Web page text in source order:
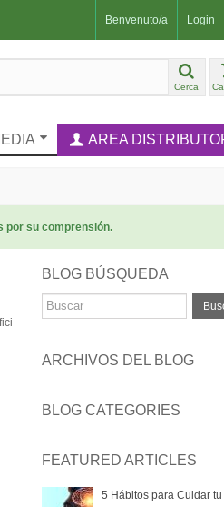
Benvenuto/a Login
Cerca
AREA
por su comprensión.
BLOG BÚSQUEDA
ARCHIVOS DEL BLOG
BLOG CATEGORIES
FEATURED ARTICLES
5 Hábitos para Cuidar